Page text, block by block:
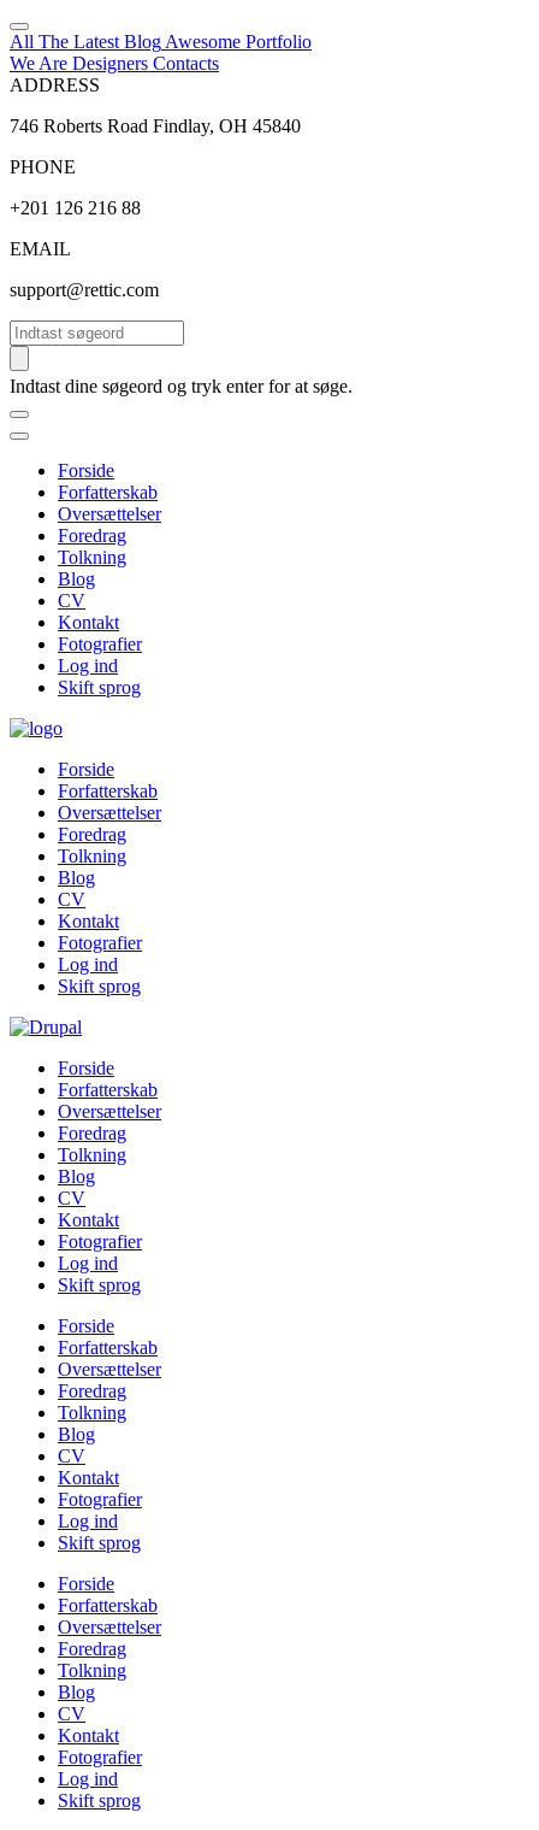
All The Latest Blog Awesome Portfolio
We Are Designers Contacts
ADDRESS
746 Roberts Road Findlay, OH 45840
PHONE
+201 126 216 88
EMAIL
support@rettic.com
Søg
Indtast dine søgeord og tryk enter for at søge.
Forside
Forfatterskab
Oversættelser
Foredrag
Tolkning
Blog
CV
Kontakt
Fotografier
Log ind
Skift sprog
Forside
Forfatterskab
Oversættelser
Foredrag
Tolkning
Blog
CV
Kontakt
Fotografier
Log ind
Skift sprog
Forside
Forfatterskab
Oversættelser
Foredrag
Tolkning
Blog
CV
Kontakt
Fotografier
Log ind
Skift sprog
Forside
Forfatterskab
Oversættelser
Foredrag
Tolkning
Blog
CV
Kontakt
Fotografier
Log ind
Skift sprog
Forside
Forfatterskab
Oversættelser
Foredrag
Tolkning
Blog
CV
Kontakt
Fotografier
Log ind
Skift sprog